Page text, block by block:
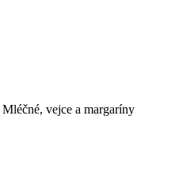
Mléčné, vejce a margaríny